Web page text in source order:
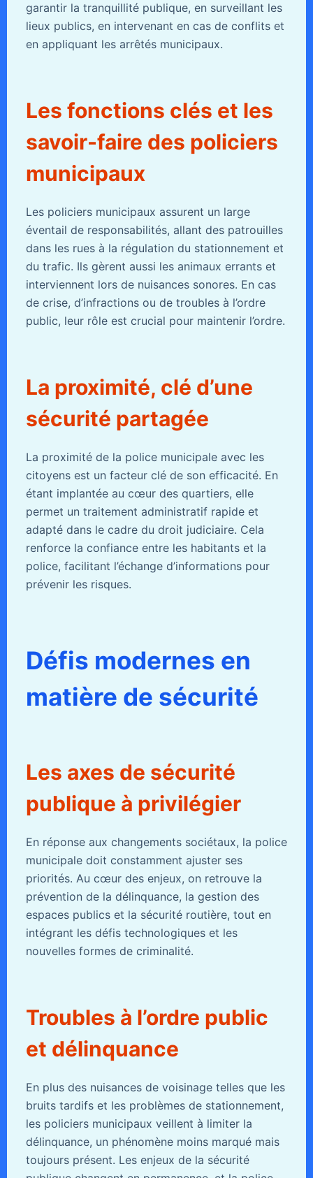
garantir la tranquillité publique, en surveillant les
lieux publics, en intervenant en cas de conflits et
en appliquant les arrêtés municipaux.
Les fonctions clés et les
savoir-faire des policiers
municipaux
Les policiers municipaux assurent un large
éventail de responsabilités, allant des patrouilles
dans les rues à la régulation du stationnement et
du trafic. Ils gèrent aussi les animaux errants et
interviennent lors de nuisances sonores. En cas
de crise, d’infractions ou de troubles à l’ordre
public, leur rôle est crucial pour maintenir l’ordre.
La proximité, clé d’une
sécurité partagée
La proximité de la police municipale avec les
citoyens est un facteur clé de son efficacité. En
étant implantée au cœur des quartiers, elle
permet un traitement administratif rapide et
adapté dans le cadre du droit judiciaire. Cela
renforce la confiance entre les habitants et la
police, facilitant l’échange d’informations pour
prévenir les risques.
Défis modernes en
matière de sécurité
Les axes de sécurité
publique à privilégier
En réponse aux changements sociétaux, la police
municipale doit constamment ajuster ses
priorités. Au cœur des enjeux, on retrouve la
prévention de la délinquance, la gestion des
espaces publics et la sécurité routière, tout en
intégrant les défis technologiques et les
nouvelles formes de criminalité.
Troubles à l’ordre public
et délinquance
En plus des nuisances de voisinage telles que les
bruits tardifs et les problèmes de stationnement,
les policiers municipaux veillent à limiter la
délinquance, un phénomène moins marqué mais
toujours présent. Les enjeux de la sécurité